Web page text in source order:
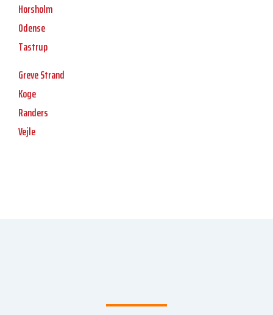
Horsholm
Odense
Tastrup
Greve Strand
Koge
Randers
Vejle